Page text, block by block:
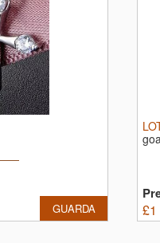
GUARDA £1